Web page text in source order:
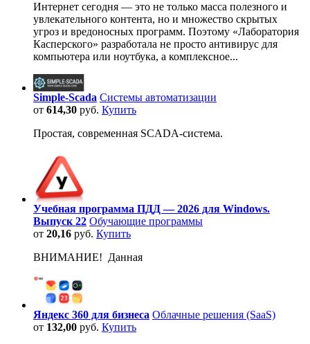
Интернет сегодня — это не только масса полезного и
увлекательного контента, но и множество скрытых
угроз и вредоносных программ. Поэтому «Лаборатория
Касперского» разработала не просто антивирус для
компьютера или ноутбука, а комплексное...
Simple-Scada Системы автоматизации
от 614,30 руб. Купить
Простая, современная SCADA-система.
Учебная программа ПДД — 2026 для Windows.
Выпуск 22 Обучающие программы
от 20,16 руб. Купить
ВНИМАНИЕ! Данная
Яндекс 360 для бизнеса Облачные решения (SaaS)
от 132,00 руб. Купить